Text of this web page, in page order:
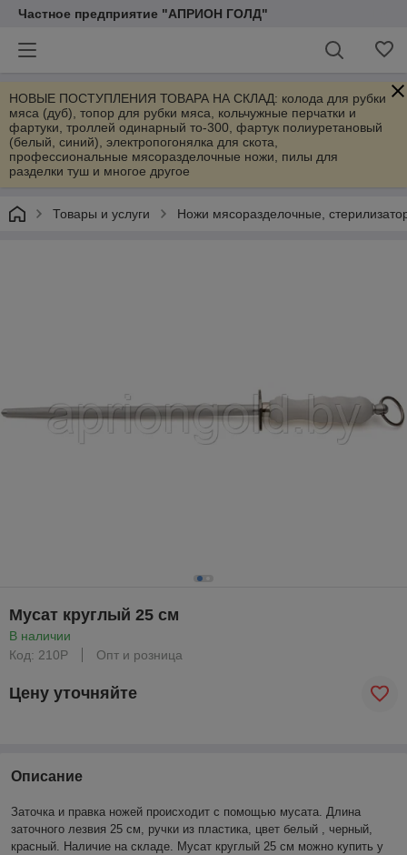
Частное предприятие "АПРИОН ГОЛД"
НОВЫЕ ПОСТУПЛЕНИЯ ТОВАРА НА СКЛАД: колода для рубки
мяса (дуб), топор для рубки мяса, кольчужные перчатки и
фартуки, троллей одинарный то-300, фартук полиуретановый
(белый, синий), электропогонялка для скота,
профессиональные мясоразделочные ножи, пилы для
разделки туш и многое другое
Товары и услуги Ножи мясоразделочные,
Мусат круглый 25 см
В наличии
Код: 210P
Опт и розница
Цену уточняйте
Описание
Заточка и правка ножей происходит с помощью мусата. Длина
заточного лезвия 25 см, ручки из пластика, цвет белый , черный,
красный. Наличие на складе. Мусат круглый 25 см можно купить у